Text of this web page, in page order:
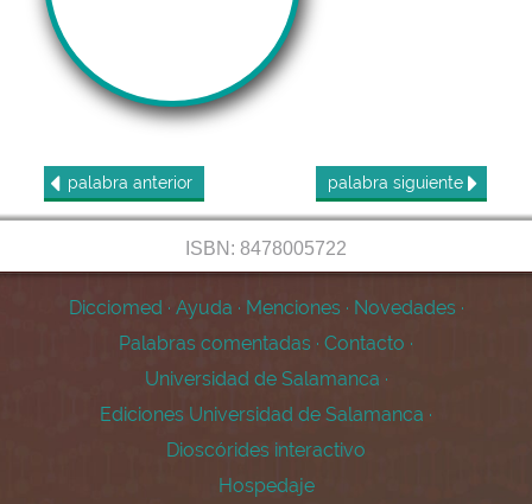
palabra anterior palabra siguiente
ISBN: 8478005722
Dicciomed · Ayuda · Menciones · Novedades ·
Palabras comentadas · Contacto ·
Universidad de Salamanca ·
Ediciones Universidad de Salamanca ·
Dioscórides interactivo
Hospedaje